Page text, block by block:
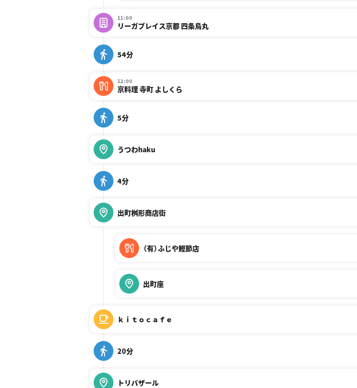
11:00
リーガプレイス京都 四条烏丸
54分
12:00
京料理 寺町 よしくら
5分
うつわhaku
4分
出町桝形商店街
（有）ふじや鰹節店
出町座
ｋｉｔｏｃａｆｅ
20分
トリバザール